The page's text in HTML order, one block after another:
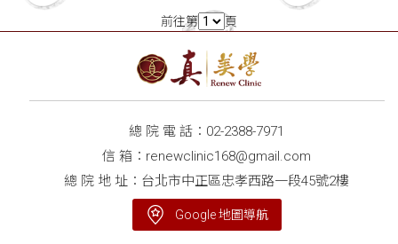
前往第 頁
總 院 電 話： 02-2388-7971
信 箱： renewclinic168@gmail.com
總 院 地 址：台北市中正區忠孝西路一段45號2樓
Google 地圖導航